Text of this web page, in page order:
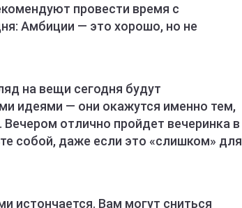
провести время с
Амбиции — это хорошо, но не
на вещи сегодня будут
идеями — они окажутся именно тем,
отлично пройдет вечеринка в
собой, даже если это «слишком» для
истончается. Вам могут сниться